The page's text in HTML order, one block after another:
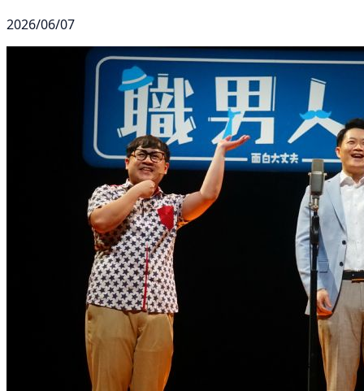
2026/06/07